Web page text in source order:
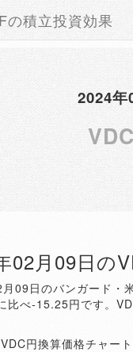
の積立投資効果
2024
02月09日の
09日のバンガード・
比べ-15.25円です。
円換算価格チャート